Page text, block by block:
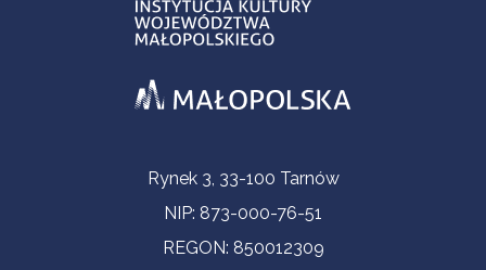
Informacje kontaktoweRynek 3, 33-100 Tarnów
NIP: 873-000-76-51
REGON: 850012309